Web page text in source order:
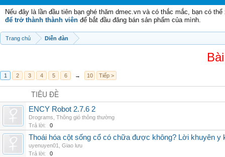
Nếu đây là lần đầu tiên bạn ghé thăm dmec.vn và có thắc mắc, bạn có
để trở thành thành viên để bắt đầu đăng bán sản phẩm của mình.
Trang chủ Diễn đàn
1 2 3 4 5 6 → 10 Tiếp >
TIÊU ĐỀ
ENCY Robot 2.7.6 2
Drograms Thông gió thông thường
Trả lời:
0
Thoái hóa cột sống cổ có chữa được không? Lời khuyên y
uyenuyen01
Giao lưu
Trả lời:
0